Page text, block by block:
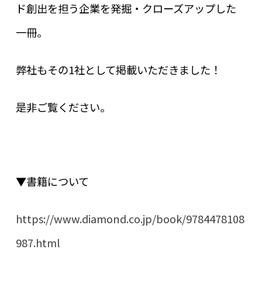
ド創出を担う企業を発掘・クローズアップした
一冊。
弊社もその1社として掲載いただきました！
是非ご覧ください。
▼書籍について
https://www.diamond.co.jp/book/9784478108
987.html